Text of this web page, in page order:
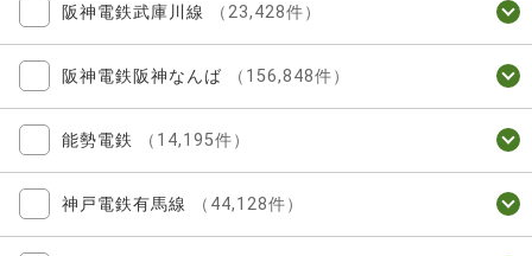
阪神電鉄武庫川線 （23,428件）
阪神電鉄阪神なんば （156,848件）
能勢電鉄 （14,195件）
神戸電鉄有馬線 （44,128件）